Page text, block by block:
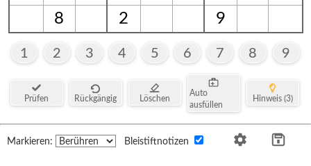
8
2 9
1 2 3 4 5 6 7 8 9
Prüfen Rückgängig Löschen
Auto
ausfüllen
Hinweis (3)
Markieren: Bleistiftnotizen